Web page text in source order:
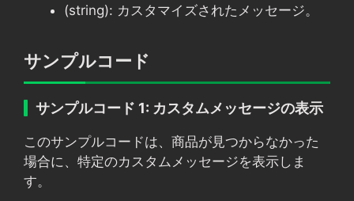
(string): カスタマイズされたメッセージ。
サンプルコード
サンプルコード 1: カスタムメッセージの表示
このサンプルコードは、商品が見つからなかった
場合に、特定のカスタムメッセージを表示しま
す。